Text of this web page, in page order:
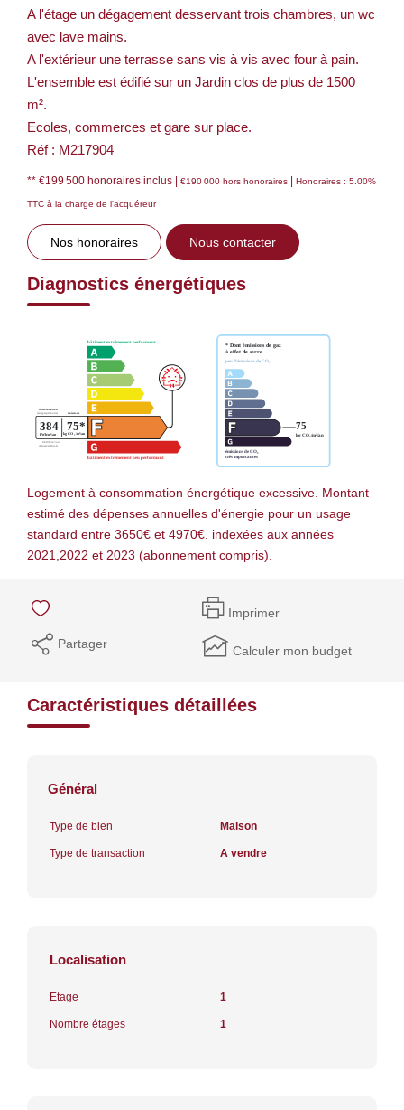
A l'étage un dégagement desservant trois chambres, un wc
avec lave mains.
A l'extérieur une terrasse sans vis à vis avec four à pain.
L'ensemble est édifié sur un Jardin clos de plus de 1500
m².
Ecoles, commerces et gare sur place.
Réf : M217904
** €199 500 honoraires inclus | €190 000 hors honoraires | Honoraires : 5.00%
TTC à la charge de l'acquéreur
Nos honoraires Nous contacter
Diagnostics énergétiques
Logement à consommation énergétique excessive. Montant
estimé des dépenses annuelles d'énergie pour un usage
standard entre 3650€ et 4970€. indexées aux années
2021,2022 et 2023 (abonnement compris).
Imprimer
Partager Calculer mon budget
Caractéristiques détaillées
Général
Type de bien Maison
Type de transaction A vendre
Localisation
Etage 1
Nombre étages 1